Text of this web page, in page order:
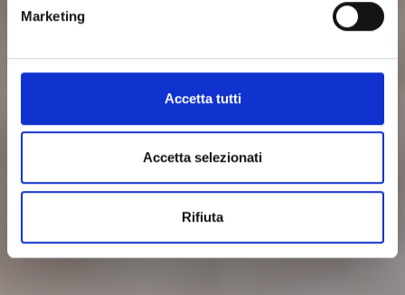
Marketing
Accetta tutti
Accetta selezionati
Rifiuta